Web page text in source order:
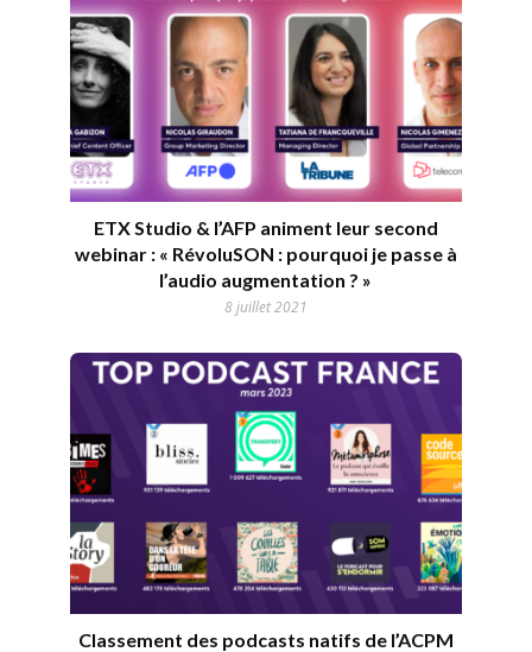
ETX Studio & l’AFP animent leur second
webinar : « RévoluSON : pourquoi je passe à
l’audio augmentation ? »
8 juillet 2021
Classement des podcasts natifs de l’ACPM